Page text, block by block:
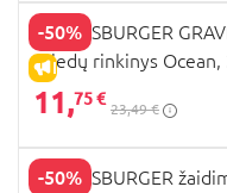
-50%
IŠPARDAVIMAS
RAVENSBURGER
priedų rinkinys Ocean,
11,75 €
23,49 €
-50%
RAVENSBURGER